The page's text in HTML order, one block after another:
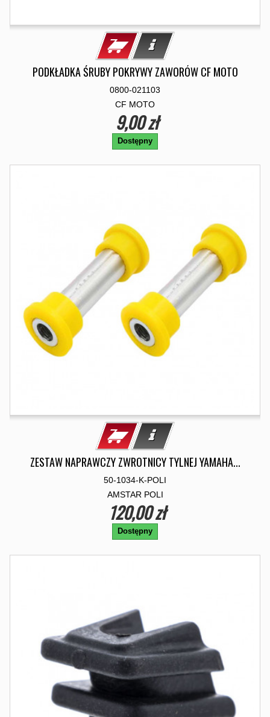
PODKŁADKA ŚRUBY POKRYWY ZAWORÓW CF MOTO
0800-021103
CF MOTO
9,00 zł
Dostępny
ZESTAW NAPRAWCZY ZWROTNICY TYLNEJ YAMAHA...
50-1034-K-POLI
AMSTAR POLI
120,00 zł
Dostępny